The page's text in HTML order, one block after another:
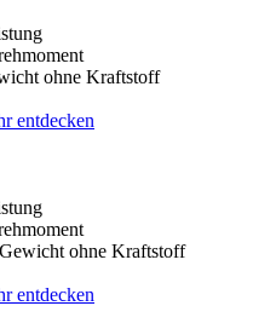
ohne Kraftstoff
entdecken
Gewicht ohne Kraftstoff
entdecken